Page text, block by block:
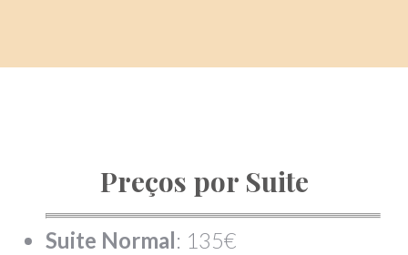
Preços por Suite
Suite Normal: 135€